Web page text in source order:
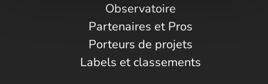
Observatoire
Partenaires et Pros
Porteurs de projets
Labels et classements